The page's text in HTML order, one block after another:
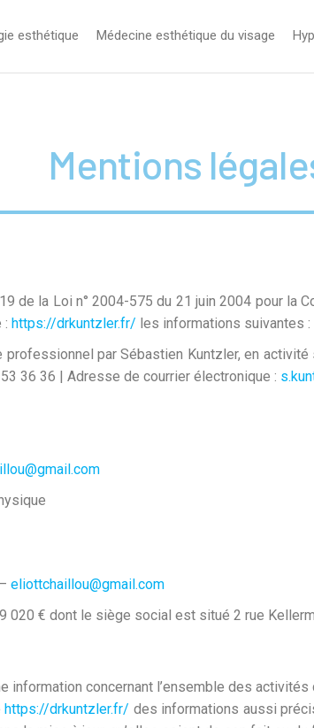
esthétique Médecine esthétique du visage
Mentions
la Loi n° 2004-575 du 21 juin 2004 pour la
: https://drkuntzler.fr/ les informations suivantes :
par Sébastien Kuntzler, en activité
36 36 | Adresse de courrier électronique :
eliottchaillou@gmail.com
020 € dont le siège social est situé 2 rue
information concernant l’ensemble des activités
https://drkuntzler.fr/ des informations aussi